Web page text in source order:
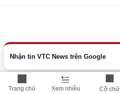
Trang chủ Xem nhiều Cỡ chữ
Nhận tin VTC News trên Google